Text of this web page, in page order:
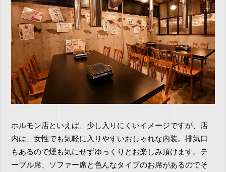
ホルモン店といえば、少し入りにくいイメージですが、店
内は、女性でも気軽に入りやすいおしゃれな内装。排気口
もあるので煙も気にせずゆっくりとお楽しみ頂けます。テ
ーブル席、ソファー席と色んなタイプのお席があるのでそ